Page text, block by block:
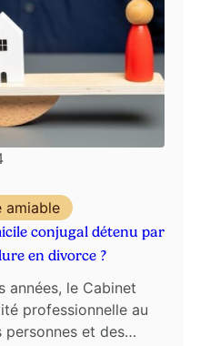
amiable
conjugal détenu par
en divorce ?
années, le Cabinet
professionnelle au
et des